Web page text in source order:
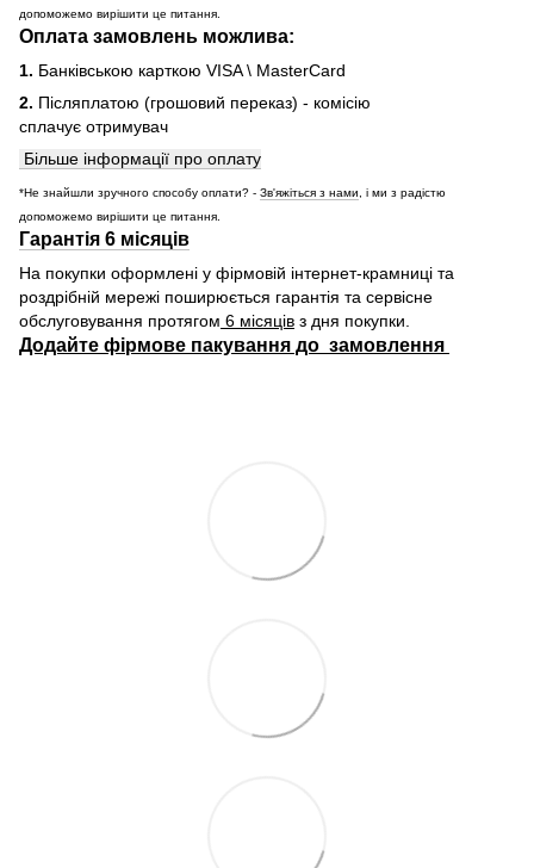
допоможемо вирішити це питання.
Оплата замовлень можлива:
1. Банківською карткою VISA \ MasterCard
2. Післяплатою (грошовий переказ) - комісію
сплачує отримувач
Більше інформації про оплату
*Не знайшли зручного способу оплати? - Зв'яжіться з нами, і ми з радістю
допоможемо вирішити це питання.
Гарантія 6 місяців
На покупки оформлені у фірмовій інтернет-крамниці та
роздрібній мережі поширюється гарантія та сервісне
обслуговування протягом 6 місяців з дня покупки.
Додайте фірмове пакування до замовлення